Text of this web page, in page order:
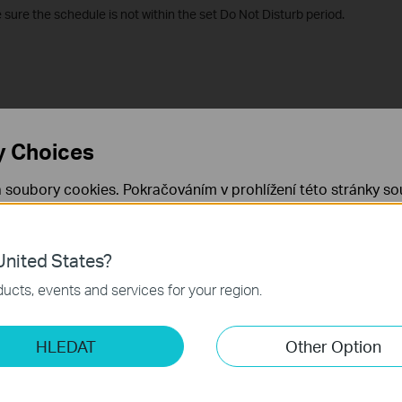
the schedule is not within the set Do Not Disturb period.
naše webové stránky
States?
events and services for your region.
HLEDAT Other Option
Choices
soubory cookies. Pokračováním v prohlížení této stránky
cookies.Již nezobrazovatZjistit více.
pro fungování webových stránek a nelze je ve
cookies
nám umožňují analyzovat vaše aktivity na našich webových
jejich funkčnosti.